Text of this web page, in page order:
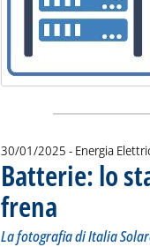
30/01/2025 - Energia
Batterie: lo
frena
La fotografia di Italia